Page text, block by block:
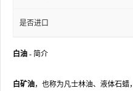
是否进口
白油 - 简介
白矿油，也称为凡士林油、液体石蜡，